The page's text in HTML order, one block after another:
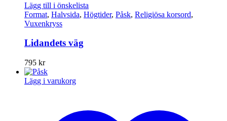
Lägg till i önskelista
Format, Halvsida, Högtider, Påsk, Religiösa korsord,
Vuxenkryss
Lidandets väg
795 kr
Lägg i varukorg